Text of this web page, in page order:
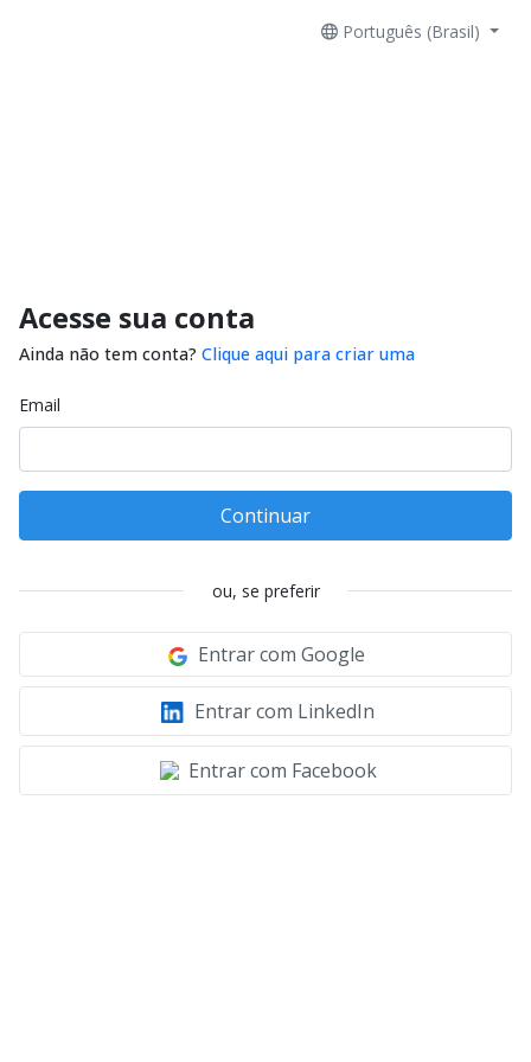
Português (Brasil)
Acesse sua conta
Ainda não tem conta? Clique aqui para criar uma
Email
Continuar
ou, se preferir
Entrar com Google
Entrar com LinkedIn
Entrar com Facebook